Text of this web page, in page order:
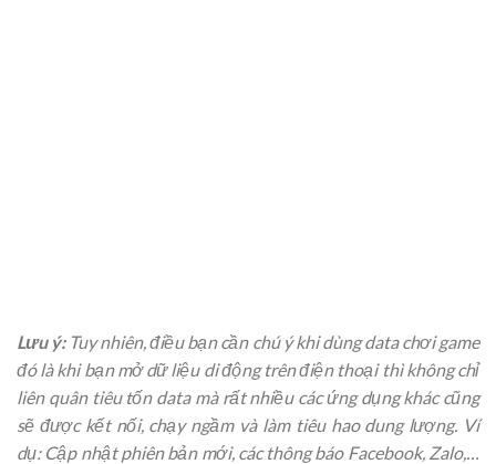
Lưu ý:Tuy nhiên, điều bạn cần chú ý khi dùng data chơi game
đó là khi bạn mở dữ liệu di động trên điện thoại thì không chỉ
liên quân tiêu tốn data mà rất nhiều các ứng dụng khác cũng
sẽ được kết nối, chạy ngầm và làm tiêu hao dung lượng. Ví
dụ: Cập nhật phiên bản mới, các thông báo Facebook, Zalo,…